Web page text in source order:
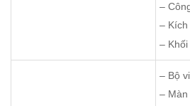
–
–
–
– Bộ
–